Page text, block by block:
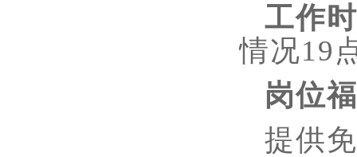
工作
情况19
岗位
提供